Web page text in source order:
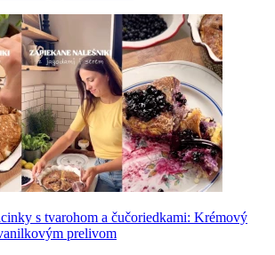
s tvarohom a čučoriedkami: Krémový
prelivom